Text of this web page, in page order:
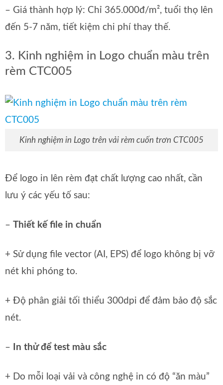
– Giá thành hợp lý: Chỉ 365.000đ/m², tuổi thọ lên
đến 5-7 năm, tiết kiệm chi phí thay thế.
3. Kinh nghiệm in Logo chuẩn màu trên
rèm CTC005
Kinh nghiệm in Logo trên vải rèm cuốn trơn CTC005
Để logo in lên rèm đạt chất lượng cao nhất, cần
lưu ý các yếu tố sau:
– Thiết kế file in chuẩn
+ Sử dụng file vector (AI, EPS) để logo không bị vỡ
nét khi phóng to.
+ Độ phân giải tối thiểu 300dpi để đảm bảo độ sắc
nét.
– In thử để test màu sắc
+ Do mỗi loại vải và công nghệ in có độ “ăn màu”